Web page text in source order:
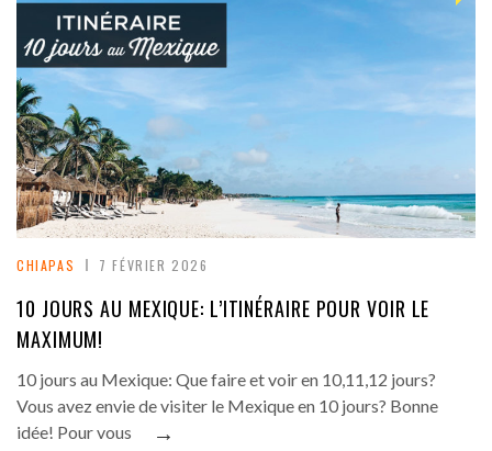
CHIAPAS 7 FÉVRIER 2026
10 JOURS AU MEXIQUE: L’ITINÉRAIRE POUR VOIR LE
MAXIMUM!
10 jours au Mexique: Que faire et voir en 10,11,12 jours?
Vous avez envie de visiter le Mexique en 10 jours? Bonne
idée! Pour vous
→